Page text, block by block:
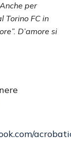
per
Torino FC in
D’amore si